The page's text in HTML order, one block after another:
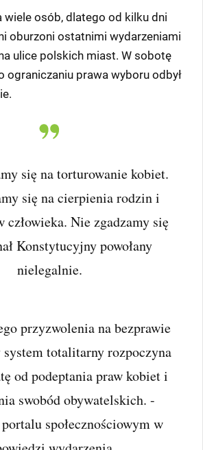
i koniec kompromisu aborcyjnego
wiele osób, dlatego od kilku dni
oburzoni ostatnimi wydarzeniami
ograniczaniu prawa wyboru odbył
się na torturowanie kobiet.
się na cierpienia rodzin i
nielegalnie.
REKLAMĘ -SPRAWDŹ OFERTĘ
przyzwolenia na bezprawie